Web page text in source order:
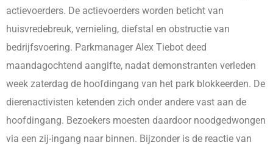
actievoerders. De actievoerders worden beticht van
huisvredebreuk, vernieling, diefstal en obstructie van
bedrijfsvoering. Parkmanager Alex Tiebot deed
maandagochtend aangifte, nadat demonstranten verleden
week zaterdag de hoofdingang van het park blokkeerden. De
dierenactivisten ketenden zich onder andere vast aan de
hoofdingang. Bezoekers moesten daardoor noodgedwongen
via een zij-ingang naar binnen. Bijzonder is de reactie van